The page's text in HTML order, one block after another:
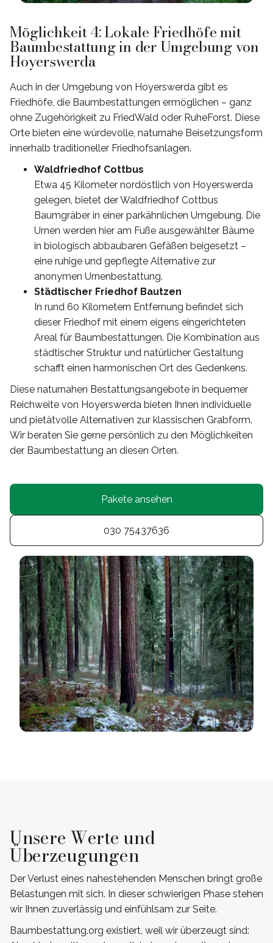
Möglichkeit 4: Lokale Friedhöfe mit
Baumbestattung in der Umgebung von
Hoyerswerda
Auch in der Umgebung von Hoyerswerda gibt es
Friedhöfe, die Baumbestattungen ermöglichen – ganz
ohne Zugehörigkeit zu FriedWald oder RuheForst. Diese
Orte bieten eine würdevolle, naturnahe Beisetzungsform
innerhalb traditioneller Friedhofsanlagen.
Waldfriedhof Cottbus
Etwa 45 Kilometer nordöstlich von Hoyerswerda
gelegen, bietet der Waldfriedhof Cottbus
Baumgräber in einer parkähnlichen Umgebung. Die
Urnen werden hier am Fuße ausgewählter Bäume
in biologisch abbaubaren Gefäßen beigesetzt –
eine ruhige und gepflegte Alternative zur
anonymen Urnenbestattung.
Städtischer Friedhof Bautzen
In rund 60 Kilometern Entfernung befindet sich
dieser Friedhof mit einem eigens eingerichteten
Areal für Baumbestattungen. Die Kombination aus
städtischer Struktur und natürlicher Gestaltung
schafft einen harmonischen Ort des Gedenkens.
Diese naturnahen Bestattungsangebote in bequemer
Reichweite von Hoyerswerda bieten Ihnen individuelle
und pietätvolle Alternativen zur klassischen Grabform.
Wir beraten Sie gerne persönlich zu den Möglichkeiten
der Baumbestattung an diesen Orten.
Pakete ansehen
030 75437636
Unsere Werte und
Überzeugungen
Der Verlust eines nahestehenden Menschen bringt große
Belastungen mit sich. In dieser schwierigen Phase stehen
wir Ihnen zuverlässig und einfühlsam zur Seite.
Baumbestattung.org existiert, weil wir überzeugt sind: